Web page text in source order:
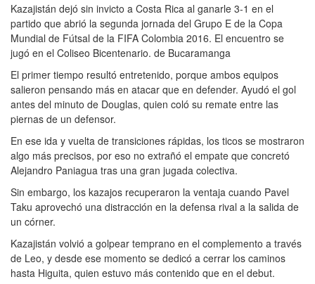
Kazajistán dejó sin invicto a Costa Rica al ganarle 3-1 en el
partido que abrió la segunda jornada del Grupo E de la Copa
Mundial de Fútsal de la FIFA Colombia 2016. El encuentro se
jugó en el Coliseo Bicentenario. de Bucaramanga
El primer tiempo resultó entretenido, porque ambos equipos
salieron pensando más en atacar que en defender. Ayudó el gol
antes del minuto de Douglas, quien coló su remate entre las
piernas de un defensor.
En ese ida y vuelta de transiciones rápidas, los ticos se mostraron
algo más precisos, por eso no extrañó el empate que concretó
Alejandro Paniagua tras una gran jugada colectiva.
Sin embargo, los kazajos recuperaron la ventaja cuando Pavel
Taku aprovechó una distracción en la defensa rival a la salida de
un córner.
Kazajistán volvió a golpear temprano en el complemento a través
de Leo, y desde ese momento se dedicó a cerrar los caminos
hasta Higuita, quien estuvo más contenido que en el debut.